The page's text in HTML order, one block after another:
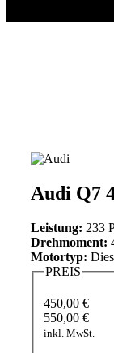
Audi Q7
Leistung: 233
Drehmoment:
Motortyp:
PREIS
450,00 €
550,00 €
inkl. MwSt.